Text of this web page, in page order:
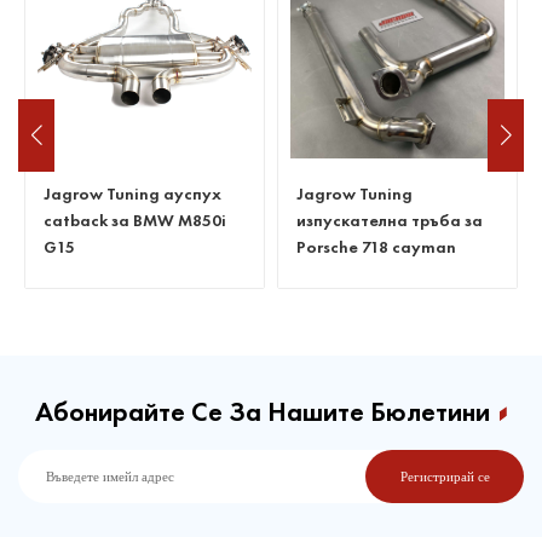
Jagrow Tuning ауспух
catback за BMW M850i
G15
Jagrow Tuning
изпускателна тръба за
Porsche 718 cayman
Абонирайте Се За Нашите Бюлетини